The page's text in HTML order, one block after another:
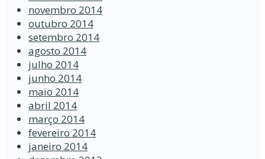
novembro 2014
outubro 2014
setembro 2014
agosto 2014
julho 2014
junho 2014
maio 2014
abril 2014
março 2014
fevereiro 2014
janeiro 2014